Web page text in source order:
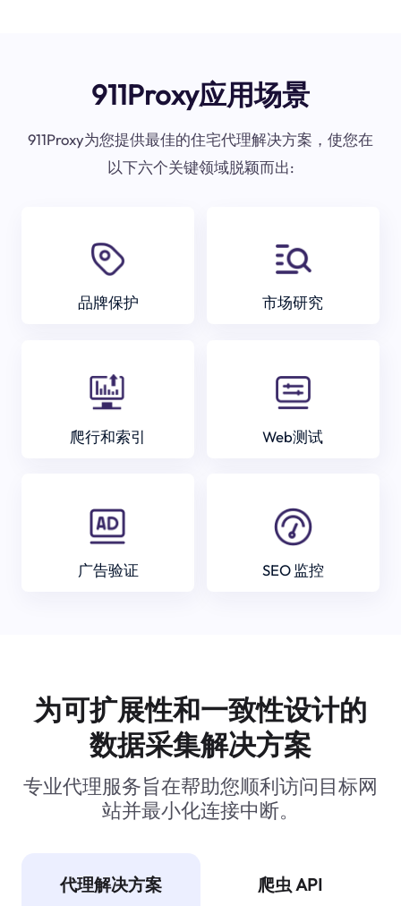
911Proxy应用场景
911Proxy为您提供最佳的住宅代理解决方案，使您在
以下六个关键领域脱颖而出:
品牌保护 市场研究
爬行和索引 Web测试
广告验证 SEO 监控
为可扩展性和一致性设计的
数据采集解决方案
专业代理服务旨在帮助您顺利访问目标网
站并最小化连接中断。
代理解决方案 爬虫 API